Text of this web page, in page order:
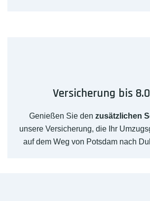
Versicherung bis
Genießen Sie den zusätzlichen
unsere Versicherung, die Ihr
auf dem Weg von Potsdam nach